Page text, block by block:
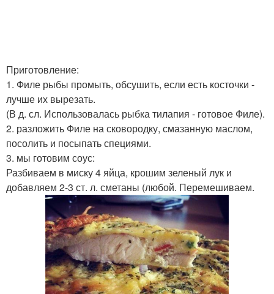
Приготовление:
1. Филе рыбы промыть, обсушить, если есть косточки -
лучше их вырезать.
(В д. сл. Использовалась рыбка тилапия - готовое Филе).
2. разложить Филе на сковородку, смазанную маслом,
посолить и посыпать специями.
3. мы готовим соус:
Разбиваем в миску 4 яйца, крошим зеленый лук и
добавляем 2-3 ст. л. сметаны (любой. Перемешиваем.